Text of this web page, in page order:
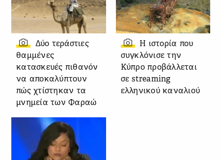
Δύο τεράστιες
θαμμένες
κατασκευές πιθανόν
να αποκαλύπτουν
πώς χτίστηκαν τα
μνημεία των Φαραώ
Η ιστορία που
συγκλόνισε την
Κύπρο προβάλλεται
σε streaming
ελληνικού καναλιού